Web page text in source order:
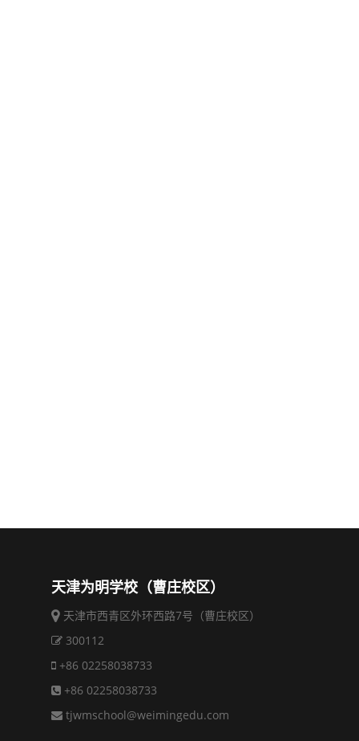
天津为明学校（曹庄校区）
天津市西青区外环西路7号（曹庄校区）
300112
+86 02258038733
+86 02258038733
tjwmschool@weimingedu.com